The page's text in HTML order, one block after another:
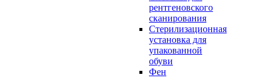
рентгеновского
сканирования
Стерилизационная
установка для
упакованной
обуви
Фен